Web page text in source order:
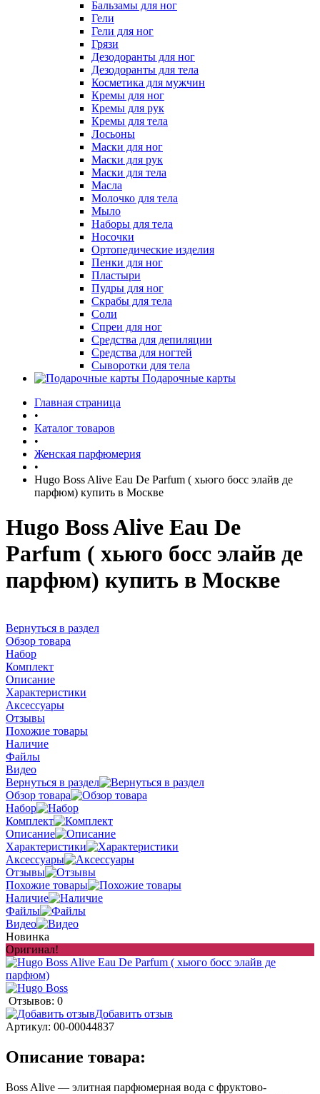
Бальзамы для ног
Гели
Гели для ног
Грязи
Дезодоранты для ног
Дезодоранты для тела
Косметика для мужчин
Кремы для ног
Кремы для рук
Кремы для тела
Лосьоны
Маски для ног
Маски для рук
Маски для тела
Масла
Молочко для тела
Мыло
Наборы для тела
Носочки
Ортопедические изделия
Пенки для ног
Пластыри
Пудры для ног
Скрабы для тела
Соли
Спреи для ног
Средства для депиляции
Средства для ногтей
Сыворотки для тела
Подарочные карты
Главная страница
•
Каталог товаров
•
Женская парфюмерия
•
Hugo Boss Alive Eau De Parfum ( хьюго босс элайв де
парфюм) купить в Москве
Hugo Boss Alive Eau De
Parfum ( хьюго босс элайв де
парфюм) купить в Москве
Вернуться в раздел
Обзор товара
Набор
Комплект
Описание
Характеристики
Аксессуары
Отзывы
Похожие товары
Наличие
Файлы
Видео
Вернуться в раздел
Обзор товара
Набор
Комплект
Описание
Характеристики
Аксессуары
Отзывы
Похожие товары
Наличие
Файлы
Видео
Новинка
Оригинал!
Отзывов: 0
Добавить отзыв
Артикул: 00-00044837
Описание товара:
Boss Alive — элитная парфюмерная вода с фруктово-